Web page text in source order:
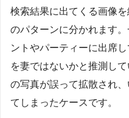
検索結果に出てくる画像
のパターンに分かれます
ントやパーティーに出席
を妻ではないかと推測し
の写真が誤って拡散され
てしまったケースです。